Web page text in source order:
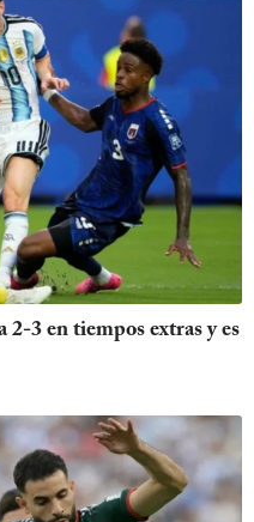
2-3 en tiempos extras y es